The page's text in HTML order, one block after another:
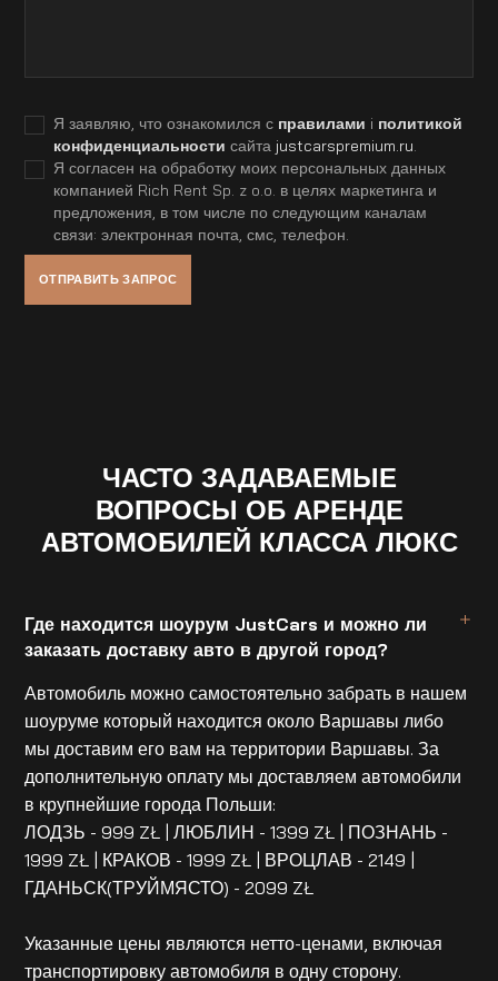
Я заявляю, что ознакомился с правилами i политикой
конфиденциальности сайта justcarspremium.ru
Я согласен на обработку моих персональных данных
компанией Rich Rent Sp. z o.o. в целях маркетинга и
предложения, в том числе по следующим каналам
связи: электронная почта, смс, телефон.
ЧАСТО ЗАДАВАЕМЫЕ
ВОПРОСЫ ОБ АРЕНДЕ
АВТОМОБИЛЕЙ КЛАССА ЛЮКС
Где находится шоурум JustCars и можно ли
заказать доставку авто в другой город?
Автомобиль можно самостоятельно забрать в нашем
шоуруме который находится около Варшавы либо
мы доставим его вам на территории Варшавы. За
дополнительную оплату мы доставляем автомобили
в крупнейшие города Польши:
ЛОДЗЬ - 999 ZŁ | ЛЮБЛИН - 1399 ZŁ | ПОЗНАНЬ -
1999 ZŁ | КРАКОВ - 1999 ZŁ | ВРОЦЛАВ - 2149 |
ГДАНЬСК(ТРУЙМЯСТО) - 2099 ZŁ
Указанные цены являются нетто-ценами, включая
транспортировку автомобиля в одну сторону.